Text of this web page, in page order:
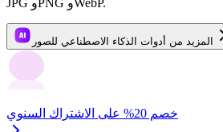
JPG وPNG وWebP.
المزيد من أدوات الذكاء الاصطناعي للصور
خصم 20% على الاشتراك السنوي